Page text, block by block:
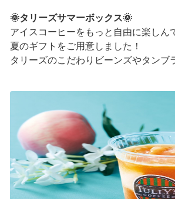
🌞タリーズサマーボックス🌞
アイスコーヒーをもっと自由に楽しん
夏のギフトをご用意しました！
タリーズのこだわりビーンズやタンブ